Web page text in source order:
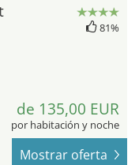
81%
de 135,00 EUR
por habitación y noche
Mostrar oferta